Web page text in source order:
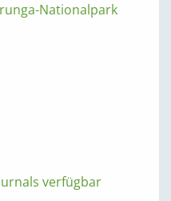
Nationalpark
verfügbar